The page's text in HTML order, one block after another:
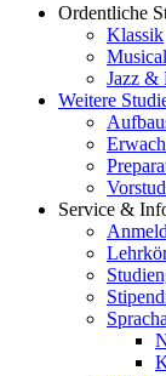
Academics
Ordentliche
Klassik
Musical
Jazz &
Weitere
Service &